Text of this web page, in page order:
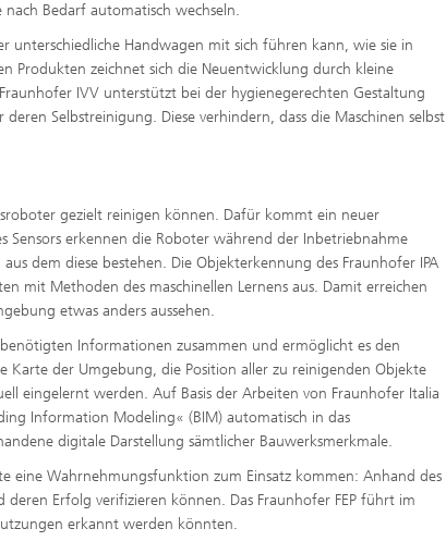
nach Bedarf automatisch wechseln.
unterschiedliche Handwagen mit sich führen kann, wie sie in
Produkten zeichnet sich die Neuentwicklung durch kleine
IVV unterstützt bei der hygienegerechten Gestaltung
Selbstreinigung. Diese verhindern, dass die Maschinen selbst
gezielt reinigen können. Dafür kommt ein neuer
Sensors erkennen die Roboter während der Inbetriebnahme
dem diese bestehen. Die Objekterkennung des Fraunhofer IPA
mit Methoden des maschinellen Lernens aus. Damit erreichen
etwas anders aussehen.
Informationen zusammen und ermöglicht es den
Karte der Umgebung, die Position aller zu reinigenden Objekte
eingelernt werden. Auf Basis der Arbeiten von Fraunhofer Italia
Information Modeling« (BIM) automatisch in das
digitale Darstellung sämtlicher Bauwerksmerkmale.
eine Wahrnehmungsfunktion zum Einsatz kommen: Anhand des
Erfolg verifizieren können. Das Fraunhofer FEP führt im
erkannt werden könnten.